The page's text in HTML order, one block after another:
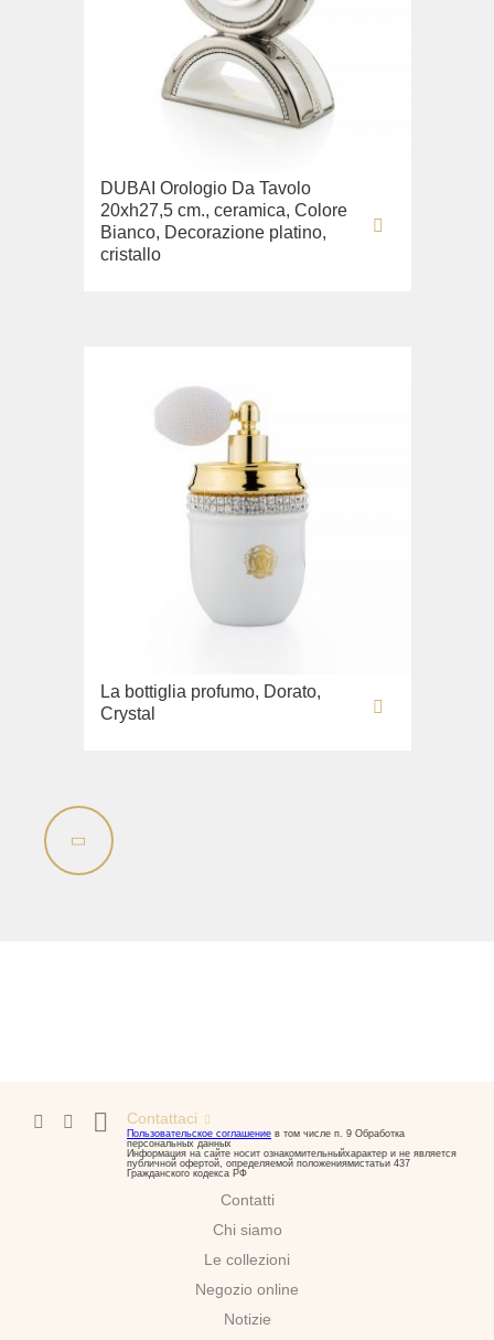
DUBAI Orologio Da Tavolo
20xh27,5 cm., ceramica, Colore
Bianco, Decorazione platino,
cristallo
La bottiglia profumo, Dorato,
Crystal
Contatti
Chi siamo
Le collezioni
Negozio online
Notizie
Contattaci
Пользовательское соглашение в том числе п. 9 Обработка
персональных данных
Информация на сайте носит ознакомительныйхарактер и не является
публичной офертой, определяемой положениямистатьи 437
Гражданского кодекса РФ